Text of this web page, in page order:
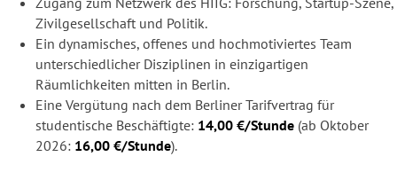
Zivilgesellschaft und Politik.
Ein dynamisches, offenes und hochmotiviertes Team
unterschiedlicher Disziplinen in einzigartigen
Räumlichkeiten mitten in Berlin.
Eine Vergütung nach dem Berliner Tarifvertrag für
studentische Beschäftigte: 14,00 €/Stunde (ab Oktober
2026: 16,00 €/Stunde).